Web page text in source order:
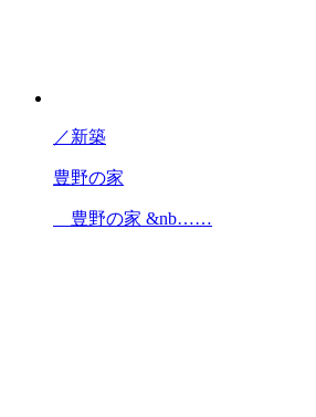
／新築
豊野の家
豊野の家 &nb……